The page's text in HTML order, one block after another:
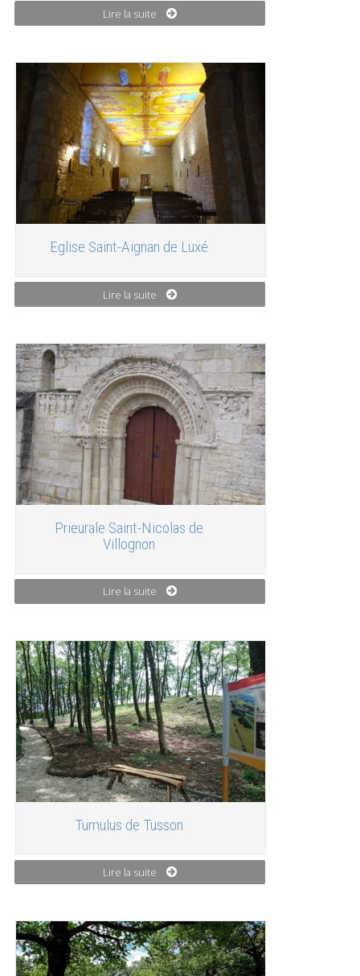
Lire la suite
Eglise Saint-Aignan de Luxé
Lire la suite
Prieurale Saint-Nicolas de
Villognon
Lire la suite
Tumulus de Tusson
Lire la suite